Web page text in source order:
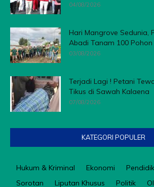
04/08/2026
Hari Mangrove Sedunia,
Abadi Tanam 100 Pohon
03/08/2026
Terjadi Lagi ! Petani
Tikus di Sawah Kalaena
07/08/2026
KATEGORI POPULER
Hukum & Kriminal Ekonomi
Sorotan
Liputan Khusus Politik